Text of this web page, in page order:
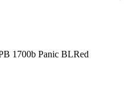
1700b Panic BLRed